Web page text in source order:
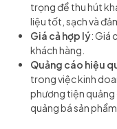
trọng để thu hút
liệu tốt, sạch và
Giá cả hợp lý: Giá
khách hàng.
Quảng cáo hiệu
trong việc kinh
phương tiện quảng
quảng bá sản